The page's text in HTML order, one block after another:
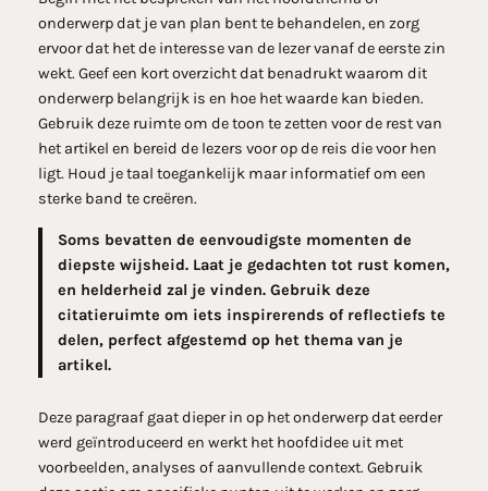
onderwerp dat je van plan bent te behandelen, en zorg
ervoor dat het de interesse van de lezer vanaf de eerste zin
wekt. Geef een kort overzicht dat benadrukt waarom dit
onderwerp belangrijk is en hoe het waarde kan bieden.
Gebruik deze ruimte om de toon te zetten voor de rest van
het artikel en bereid de lezers voor op de reis die voor hen
ligt. Houd je taal toegankelijk maar informatief om een
sterke band te creëren.
Soms bevatten de eenvoudigste momenten de
diepste wijsheid. Laat je gedachten tot rust komen,
en helderheid zal je vinden. Gebruik deze
citatieruimte om iets inspirerends of reflectiefs te
delen, perfect afgestemd op het thema van je
artikel.
Deze paragraaf gaat dieper in op het onderwerp dat eerder
werd geïntroduceerd en werkt het hoofdidee uit met
voorbeelden, analyses of aanvullende context. Gebruik